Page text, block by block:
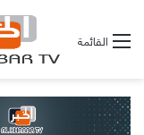
القائمة